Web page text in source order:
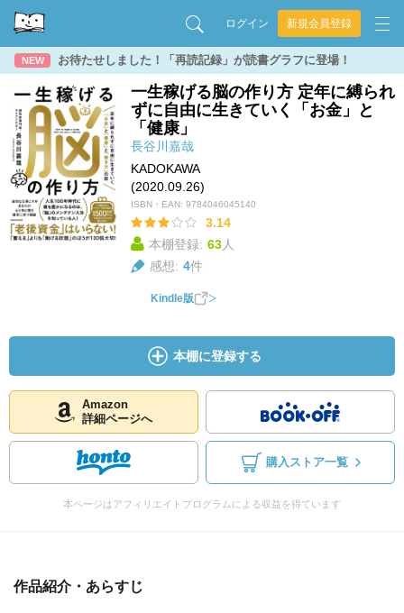
ログイン 新規会員登録
NEW お待たせしました！「再読記録」が読書グラフに登場！
一生稼げる脳の作り方 定年に縛られ
ずに自由に生きていく「お金」と
「健康」
長谷川嘉哉
KADOKAWA
(2020.09.26)
ISBN・EAN: 9784046045140
3.14
本棚登録: 63人
感想: 4件
Kindle版
本棚に登録する
Amazon
詳細ページへ
購入ストア一覧
本ページはアフィリエイトプログラムによる収益を得ています
作品紹介・あらすじ